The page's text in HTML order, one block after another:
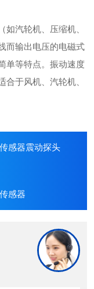
汽轮机、压缩机、
而输出电压的电磁式
单等特点。 振动速度
于风机、汽轮机、
感器震动探头
感器